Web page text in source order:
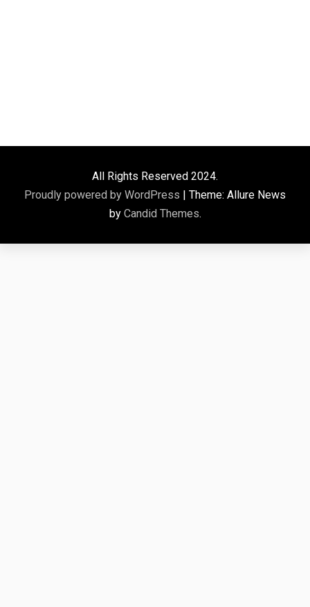
All Rights Reserved 2024.
Proudly powered by WordPress
Theme: Allure News
by Candid Themes.